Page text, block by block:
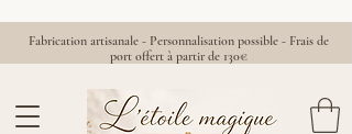
Fabrication artisanale - Personnalisation possible - Frais de
port offert à partir de 130€